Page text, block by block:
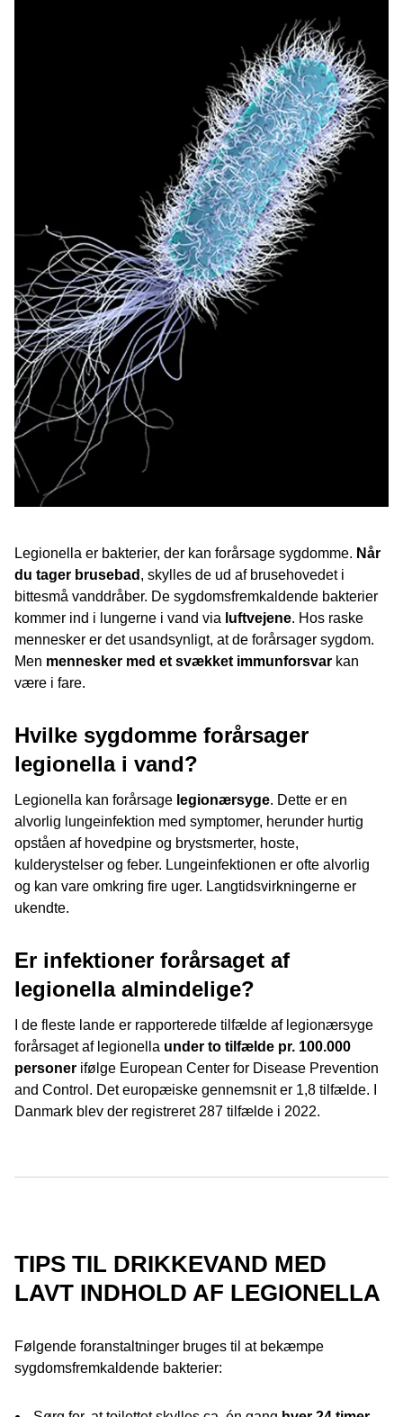
Legionella er bakterier, der kan forårsage sygdomme. Når
du tager brusebad , skylles de ud af brusehovedet i
bittesmå vanddråber. De sygdomsfremkaldende bakterier
kommer ind i lungerne i vand via luftvejene. Hos raske
mennesker er det usandsynligt, at de forårsager sygdom.
Men mennesker med et svækket immunforsvar kan
være i fare.
Hvilke sygdomme forårsager
legionella i vand?
Legionella kan forårsage legionærsyge. Dette er en
alvorlig lungeinfektion med symptomer, herunder hurtig
opståen af hovedpine og brystsmerter, hoste,
kulderystelser og feber. Lungeinfektionen er ofte alvorlig
og kan vare omkring fire uger. Langtidsvirkningerne er
ukendte.
Er infektioner forårsaget af
legionella almindelige?
I de fleste lande er rapporterede tilfælde af legionærsyge
forårsaget af legionella under to tilfælde pr. 100.000
personer ifølge European Center for Disease Prevention
and Control. Det europæiske gennemsnit er 1,8 tilfælde. I
Danmark blev der registreret 287 tilfælde i 2022.
TIPS TIL DRIKKEVAND MED
LAVT INDHOLD AF LEGIONELLA
Følgende foranstaltninger bruges til at bekæmpe
sygdomsfremkaldende bakterier: